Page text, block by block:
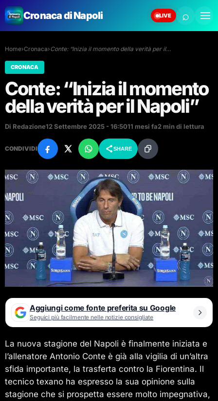
Cronaca di Napoli LIVE ⌕
Home›Cronaca›Conte: “Inizia il momento della verità per il…
CRONACA
Conte: “Inizia il momento
della verità per il Napoli”
Di Redazione12 Settembre 2025 - 16:5011 mesi fa2 min di lettura
CONDIVIDI SHARE
Aggiungi come fonte preferita su Google
Seguici più facilmente nelle notizie consigliate
La nuova stagione del Napoli è finalmente iniziata e
l’allenatore Antonio Conte è già alla vigilia di un’altra
sfida importante, la trasferta contro la Fiorentina. Il
tecnico texano ha espresso la sua opinione sulla
stagione che si prospetta essere molto impegnativa,